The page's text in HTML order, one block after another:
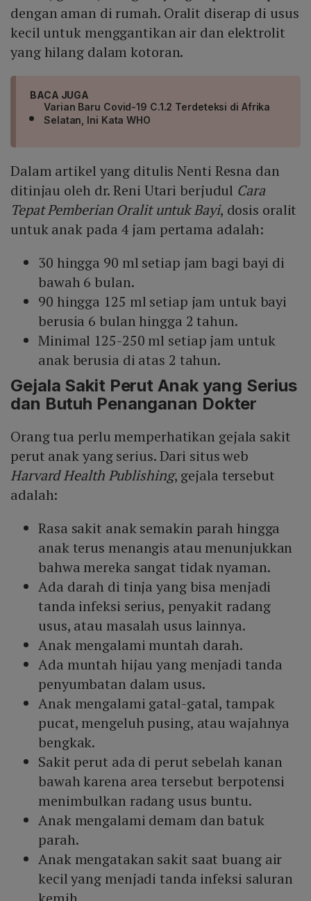
dengan aman di rumah. Oralit diserap di usus
kecil untuk menggantikan air dan elektrolit
yang hilang dalam kotoran.
BACA JUGA
Varian Baru Covid-19 C.1.2 Terdeteksi di Afrika
Selatan, Ini Kata WHO
Dalam artikel yang ditulis Nenti Resna dan
ditinjau oleh dr. Reni Utari berjudul Cara
Tepat Pemberian Oralit untuk Bayi, dosis oralit
untuk anak pada 4 jam pertama adalah:
30 hingga 90 ml setiap jam bagi bayi di
bawah 6 bulan.
90 hingga 125 ml setiap jam untuk bayi
berusia 6 bulan hingga 2 tahun.
Minimal 125-250 ml setiap jam untuk
anak berusia di atas 2 tahun.
Gejala Sakit Perut Anak yang Serius
dan Butuh Penanganan Dokter
Orang tua perlu memperhatikan gejala sakit
perut anak yang serius. Dari situs web
Harvard Health Publishing, gejala tersebut
adalah:
Rasa sakit anak semakin parah hingga
anak terus menangis atau menunjukkan
bahwa mereka sangat tidak nyaman.
Ada darah di tinja yang bisa menjadi
tanda infeksi serius, penyakit radang
usus, atau masalah usus lainnya.
Anak mengalami muntah darah.
Ada muntah hijau yang menjadi tanda
penyumbatan dalam usus.
Anak mengalami gatal-gatal, tampak
pucat, mengeluh pusing, atau wajahnya
bengkak.
Sakit perut ada di perut sebelah kanan
bawah karena area tersebut berpotensi
menimbulkan radang usus buntu.
Anak mengalami demam dan batuk
parah.
Anak mengatakan sakit saat buang air
kecil yang menjadi tanda infeksi saluran